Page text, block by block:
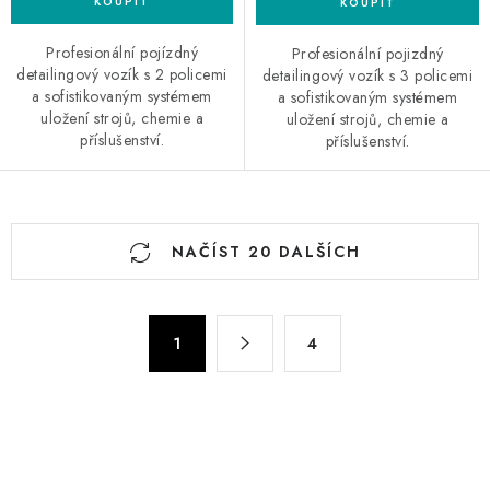
Profesionální pojízdný
detailingový vozík s 2 policemi
a sofistikovaným systémem
uložení strojů, chemie a
příslušenství.
Profesionální pojizdný
detailingový vozík s 3 policemi
a sofistikovaným systémem
uložení strojů, chemie a
příslušenství.
O
NAČÍST 20 DALŠÍCH
1 4